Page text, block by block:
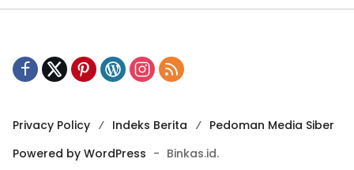
Privacy Policy Indeks Berita
Pedoman Media Siber
Powered by WordPress - Binkas.id.